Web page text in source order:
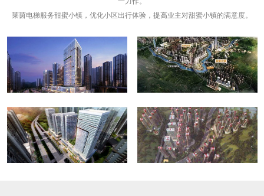
莱茵电梯服务甜蜜小镇，优化小区出行体验，提高业主对甜蜜小镇的满意度。